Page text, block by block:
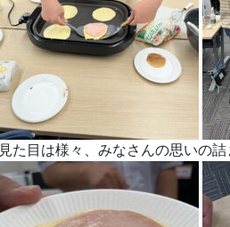
見た目は様々、みなさんの思いの